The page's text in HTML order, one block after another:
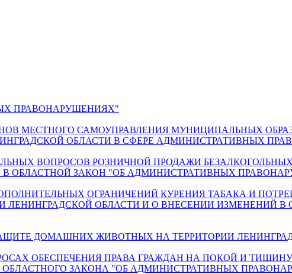
ПРАВОНАРУШЕНИЯХ"
МЕСТНОГО САМОУПРАВЛЕНИЯ МУНИЦИПАЛЬНЫХ
ОБЛАСТИ В СФЕРЕ АДМИНИСТРАТИВНЫХ
ВОПРОСОВ РОЗНИЧНОЙ ПРОДАЖИ
ОБЛАСТНОЙ ЗАКОН "ОБ АДМИНИСТРАТИВНЫХ
ДОПОЛНИТЕЛЬНЫХ ОГРАНИЧЕНИЙ КУРЕНИЯ ТАБАКА И
ОБЛАСТИ И О ВНЕСЕНИИ ИЗМЕНЕНИЙ В
И ЗАЩИТЕ ДОМАШНИХ ЖИВОТНЫХ НА ТЕРРИТОРИИ
ОБЕСПЕЧЕНИЯ ПРАВА ГРАЖДАН НА ПОКОЙ И
ЗАКОНА "ОБ АДМИНИСТРАТИВНЫХ